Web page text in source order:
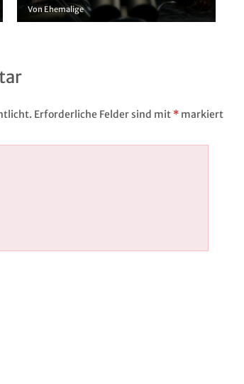
Von Ehemalige
Erforderliche Felder sind mit * markiert